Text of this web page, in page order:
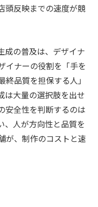
頭反映までの速度が競
成の普及は、デザイナ
イナーの役割を「手を
品質を担保する人」
は大量の選択肢を出せ
安全性を判断するのは
、人が方向性と品質を
が、制作のコストと速